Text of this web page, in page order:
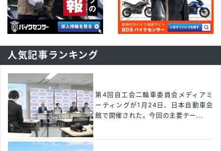
人気記事ランキング
第4回自工会二輪車委員会メディアミ
ーティングが1月24日、日本自動車会
館で開催された。今回の主要テー...